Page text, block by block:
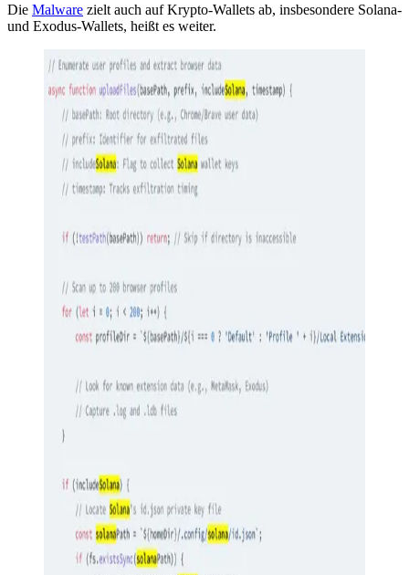
Die Malware zielt auch auf Krypto-Wallets ab, insbesondere Solana-
und Exodus-Wallets, heißt es weiter.